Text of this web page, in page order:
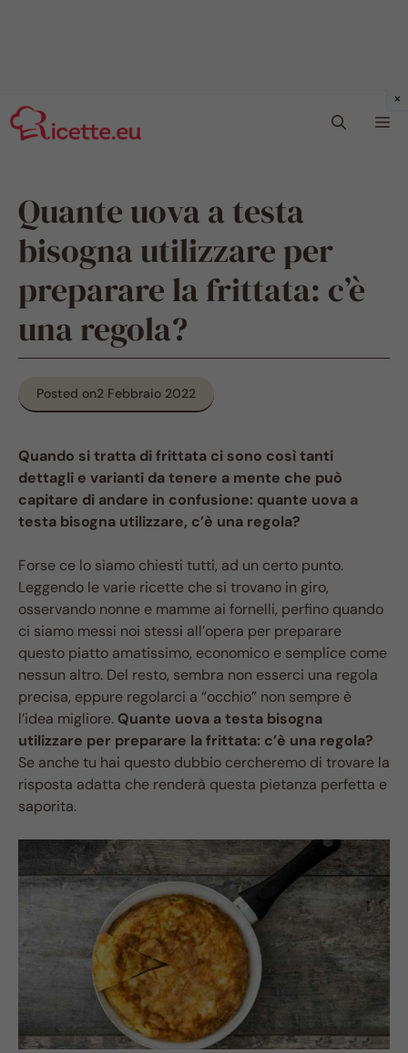
al
contenuto
Quante uova a testa
bisogna utilizzare per
preparare la frittata: c’è
una regola?
Posted on2 Febbraio 2022
Quando si tratta di frittata ci sono così tanti
dettagli e varianti da tenere a mente che può
capitare di andare in confusione: quante uova a
testa bisogna utilizzare, c’è una regola?
Forse ce lo siamo chiesti tutti, ad un certo punto.
Leggendo le varie ricette che si trovano in giro,
osservando nonne e mamme ai fornelli, perfino quando
ci siamo messi noi stessi all’opera per preparare
questo piatto amatissimo, economico e semplice come
nessun altro. Del resto, sembra non esserci una regola
precisa, eppure regolarci a “occhio” non sempre è
l’idea migliore. Quante uova a testa bisogna
utilizzare per preparare la frittata: c’è una regola?
Se anche tu hai questo dubbio cercheremo di trovare la
risposta adatta che renderà questa pietanza perfetta e
saporita.